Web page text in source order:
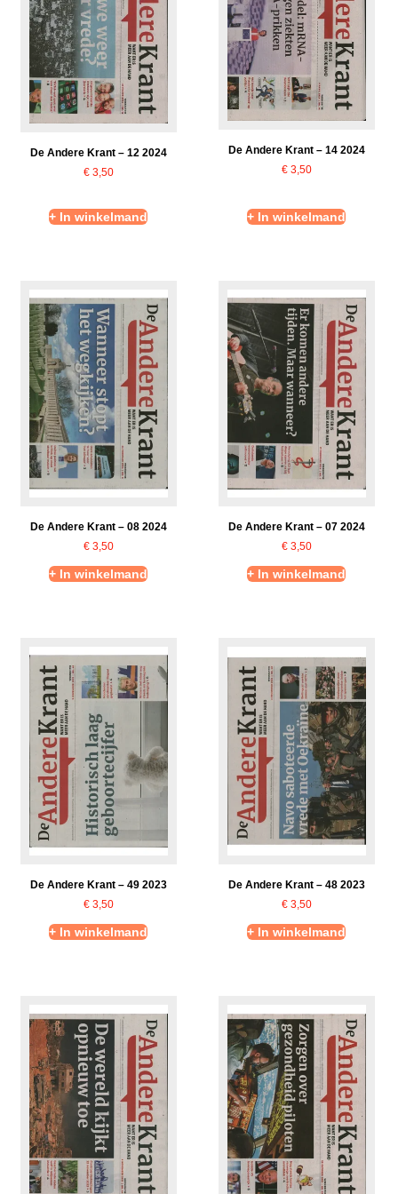
De Andere Krant – 12 2024
€3,50
+ In winkelmand
De Andere Krant – 14 2024
€3,50
+ In winkelmand
De Andere Krant – 08 2024
€3,50
+ In winkelmand
De Andere Krant – 07 2024
€3,50
+ In winkelmand
De Andere Krant – 49 2023
€3,50
+ In winkelmand
De Andere Krant – 48 2023
€3,50
+ In winkelmand